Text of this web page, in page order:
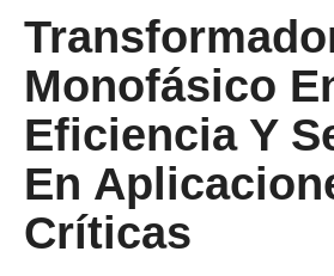
Monofásico
Eficiencia Y
En
Críticas